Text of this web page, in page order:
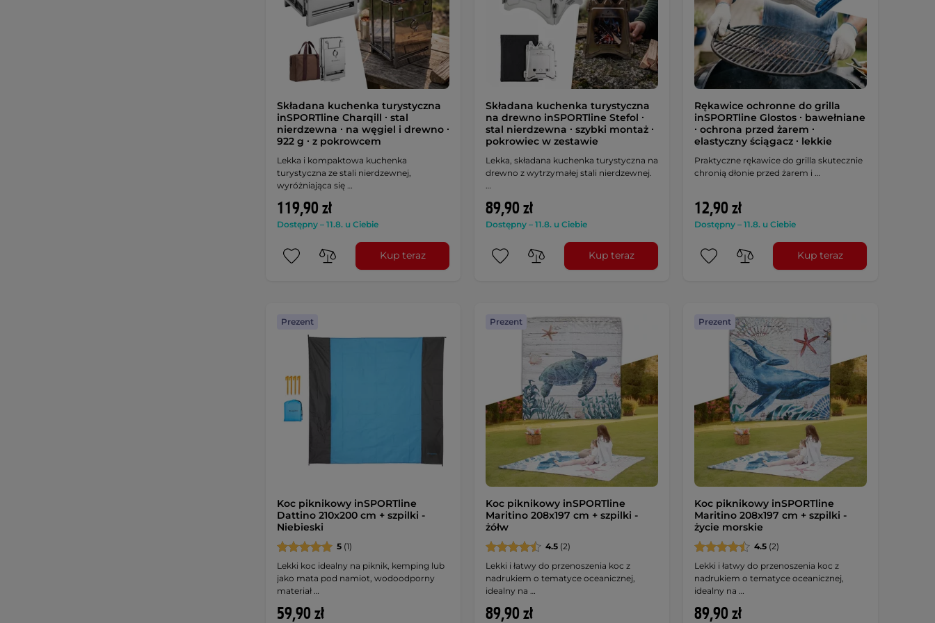
Składana kuchenka turystyczna
inSPORTline Charqill ∙ stal
nierdzewna ∙ na węgiel i drewno ∙
922 g ∙ z pokrowcem
Lekka i kompaktowa kuchenka
turystyczna ze stali nierdzewnej,
wyróżniająca się …
119,90 zł
Dostępny – 11.8. u Ciebie
Kup teraz
Składana kuchenka turystyczna
na drewno inSPORTline Stefol ∙
stal nierdzewna ∙ szybki montaż ∙
pokrowiec w zestawie
Lekka, składana kuchenka turystyczna na
drewno z wytrzymałej stali nierdzewnej.
89,90 zł
Dostępny – 11.8. u Ciebie
Kup teraz
Rękawice ochronne do grilla
inSPORTline Glostos ∙ bawełniane
∙ ochrona przed żarem ∙
elastyczny ściągacz ∙ lekkie
Praktyczne rękawice do grilla skutecznie
chronią dłonie przed żarem i …
12,90 zł
Dostępny – 11.8. u Ciebie
Kup teraz
Prezent
Koc piknikowy inSPORTline
Dattino 210x200 cm + szpilki -
Niebieski
5 (1)
Lekki koc idealny na piknik, kemping lub
jako mata pod namiot, wodoodporny
materiał …
59,90 zł
Prezent
Koc piknikowy inSPORTline
Maritino 208x197 cm + szpilki -
żółw
4.5(2)
Lekki i łatwy do przenoszenia koc z
nadrukiem o tematyce oceanicznej,
idealny na …
89,90 zł
Prezent
Koc piknikowy inSPORTline
Maritino 208x197 cm + szpilki -
życie morskie
4.5(2)
Lekki i łatwy do przenoszenia koc z
nadrukiem o tematyce oceanicznej,
idealny na …
89,90 zł